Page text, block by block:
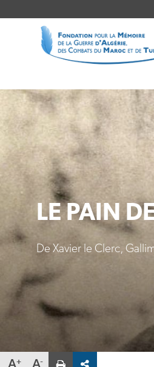
A A
LE PAIN
De Xavier le Clerc,